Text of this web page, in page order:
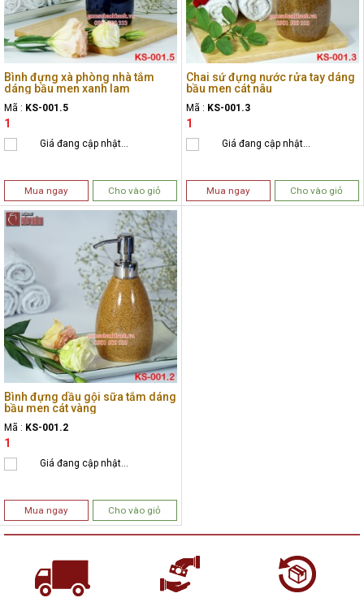
Bình đựng xà phòng nhà tắm
dáng bầu men xanh lam
Mã : KS-001.5
1
Giá đang cập nhật...
Mua ngay Cho vào giỏ
Chai sứ đựng nước rửa tay dáng
bầu men cát nâu
Mã : KS-001.3
1
Giá đang cập nhật...
Mua ngay Cho vào giỏ
Bình đựng dầu gội sữa tắm dáng
bầu men cát vàng
Mã : KS-001.2
1
Giá đang cập nhật...
Mua ngay Cho vào giỏ